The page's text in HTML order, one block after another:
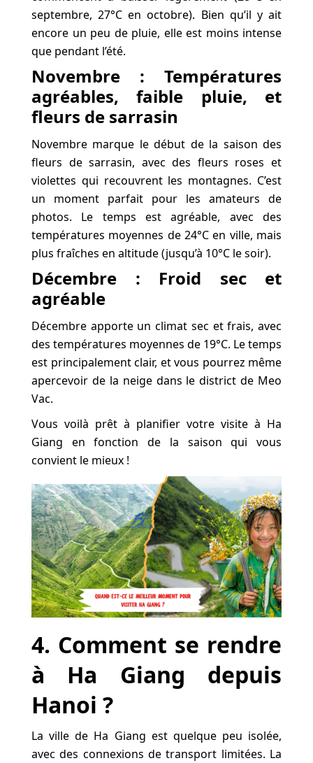
septembre, 27°C en octobre). Bien qu’il y ait
encore un peu de pluie, elle est moins intense
que pendant l’été.
Novembre : Températures
agréables, faible pluie, et
fleurs de sarrasin
Novembre marque le début de la saison des
fleurs de sarrasin, avec des fleurs roses et
violettes qui recouvrent les montagnes. C’est
un moment parfait pour les amateurs de
photos. Le temps est agréable, avec des
températures moyennes de 24°C en ville, mais
plus fraîches en altitude (jusqu’à 10°C le soir).
Décembre : Froid sec et
agréable
Décembre apporte un climat sec et frais, avec
des températures moyennes de 19°C. Le temps
est principalement clair, et vous pourrez même
apercevoir de la neige dans le district de Meo
Vac.
Vous voilà prêt à planifier votre visite à Ha
Giang en fonction de la saison qui vous
convient le mieux !
4. Comment se rendre
à Ha Giang depuis
Hanoi ?
La ville de Ha Giang est quelque peu isolée,
avec des connexions de transport limitées. La